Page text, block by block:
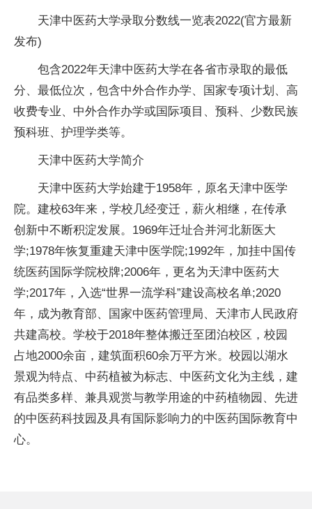
天津中医药大学录取分数线一览表2022(官方最新
发布)
包含2022年天津中医药大学在各省市录取的最低
分、最低位次，包含中外合作办学、
国家专项计划、高
收费专业、中外合作办学或国际项目、预科、少数民族
预科班、护理学类等。
天津中医药大学简介
天津中医药大学始建于1958年，原名天津中医学
院。建校63年来，学校几经变迁，薪火相继，在传承
创新中不断积淀发展。1969年迁址合并河北新医大
学;1978年恢复重建天津中医学院;1992年，加挂中国传
统医药国际学院校牌;2006年，更名为天津中医药大
学;2017年，入选“世界一流学科”建设高校名单;2020
年，成为教育部、
国家中医药管理局、天津市人民政府
共建高校。学校于2018年整体搬迁至团泊校区，校园
占地2000余亩，建筑面积60余万平方米。校园以湖水
景观为特点、中药植被为标志、中医药文化为主线，建
有品类多样、兼具观赏与教学用途的中药植物园、先进
的中医药科技园及具有国际影响力的中医药国际教育中
心。